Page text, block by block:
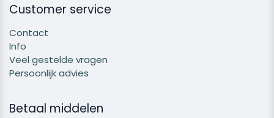
Customer service
Contact
Info
Veel gestelde vragen
Persoonlijk advies
Betaal middelen